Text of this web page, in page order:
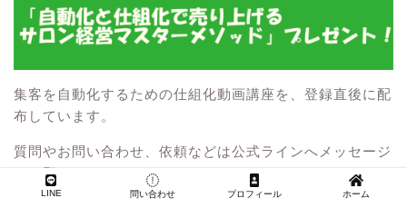
集客を自動化するための仕組化動画講座を、登録直後に配
布しています。
質問やお問い合わせ、依頼などは公式ラインへメッセージ
をお願いします。
LINE 問い合わせ プロフィール ホーム